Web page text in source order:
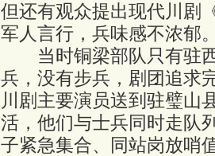
但还有观众提出现代川剧
军人言行，兵味感不浓郁
当时铜梁部队只有驻西
兵，没有步兵，剧团追求
川剧主要演员送到驻璧山
活，他们与士兵同时走队
子紧急集合、同站岗放哨